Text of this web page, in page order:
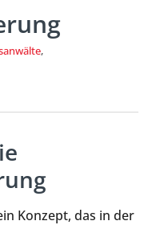
,
Konzept, das in der